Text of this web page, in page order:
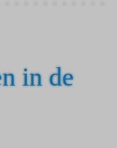
in de